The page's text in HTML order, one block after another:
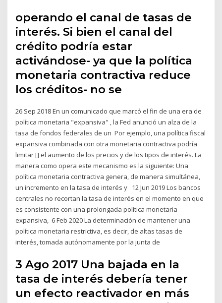
operando el canal de tasas de
interés. Si bien el canal del
crédito podría estar
activándose- ya que la política
monetaria contractiva reduce
los créditos- no se
26 Sep 2018 En un comunicado que marcó el fin de una era de
política monetaria "expansiva" , la Fed anunció un alza de la
tasa de fondos federales de un Por ejemplo, una política fiscal
expansiva combinada con otra monetaria contractiva podría
limitar [] el aumento de los precios y de los tipos de interés. La
manera como opera este mecanismo es la siguiente: Una
política monetaria contractiva genera, de manera simultánea,
un incremento en la tasa de interés y 12 Jun 2019 Los bancos
centrales no recortan la tasa de interés en el momento en que
es consistente con una prolongada política monetaria
expansiva, 6 Feb 2020 La determinación de mantener una
política monetaria restrictiva, es decir, de altas tasas de
interés, tomada autónomamente por la junta de
3 Ago 2017 Una bajada en la
tasa de interés debería tener
un efecto reactivador en más